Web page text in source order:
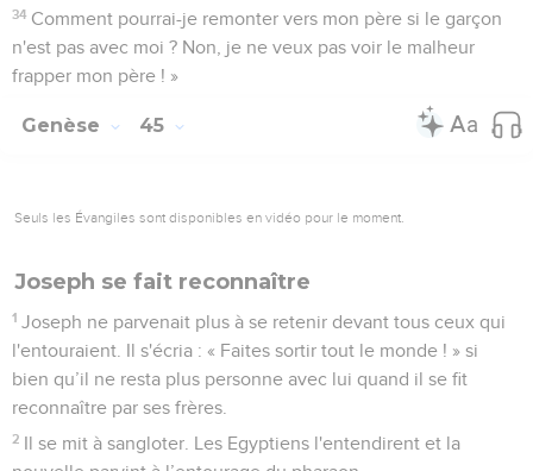
34 Comment pourrai-je remonter vers mon père si le garçon
n'est pas avec moi ? Non, je ne veux pas voir le malheur
frapper mon père ! »
Genèse 45
Seuls les Évangiles sont disponibles en vidéo pour le moment.
Joseph se fait reconnaître
1 Joseph ne parvenait plus à se retenir devant tous ceux qui
l'entouraient. Il s'écria : « Faites sortir tout le monde ! » si
bien qu’il ne resta plus personne avec lui quand il se fit
reconnaître par ses frères.
2 Il se mit à sangloter. Les Egyptiens l'entendirent et la